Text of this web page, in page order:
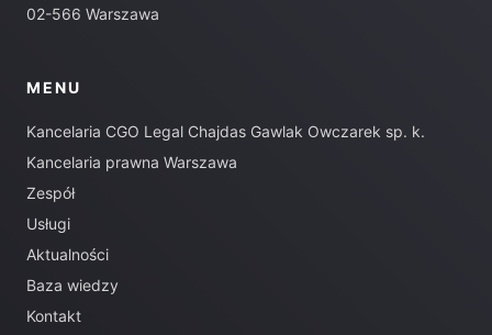
02-566 Warszawa
MENU
Kancelaria CGO Legal Chajdas Gawlak Owczarek sp. k.
Kancelaria prawna Warszawa
Zespół
Usługi
Aktualności
Baza wiedzy
Kontakt